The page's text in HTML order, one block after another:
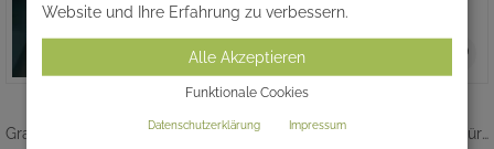
Grabschmuck Kombination - Bronze
GLASSTELE S-72
Moderne Grabstele aus Glas für Grabstein
Website und Ihre Erfahrung zu verbessern.
Alle Akzeptieren
Funktionale Cookies
Datenschutzerklärung Impressum